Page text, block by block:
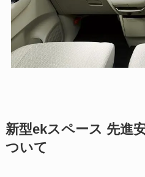
新型ekスペース 先進
ついて